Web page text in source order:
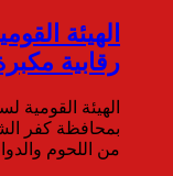
الهيئة
رقابية
الهيئة القومية
بمحافظة كفر
من اللحوم